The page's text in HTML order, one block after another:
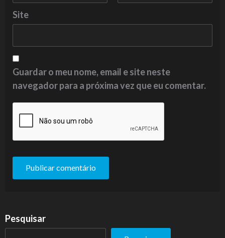
Site
Guardar o meu nome, email e site neste
navegador para a próxima vez que eu comentar.
Pesquisar